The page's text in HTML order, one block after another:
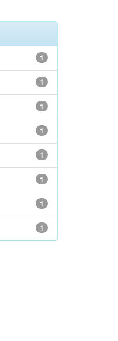
1
1
1
1
1
1
1
1